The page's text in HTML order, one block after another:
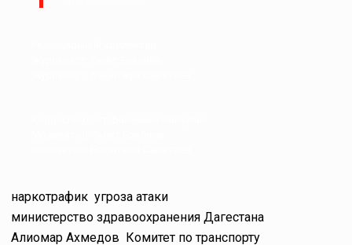
наркотрафик угроза атаки
министерство здравоохранения Дагестана
Алиомар Ахмедов Комитет по транспорту